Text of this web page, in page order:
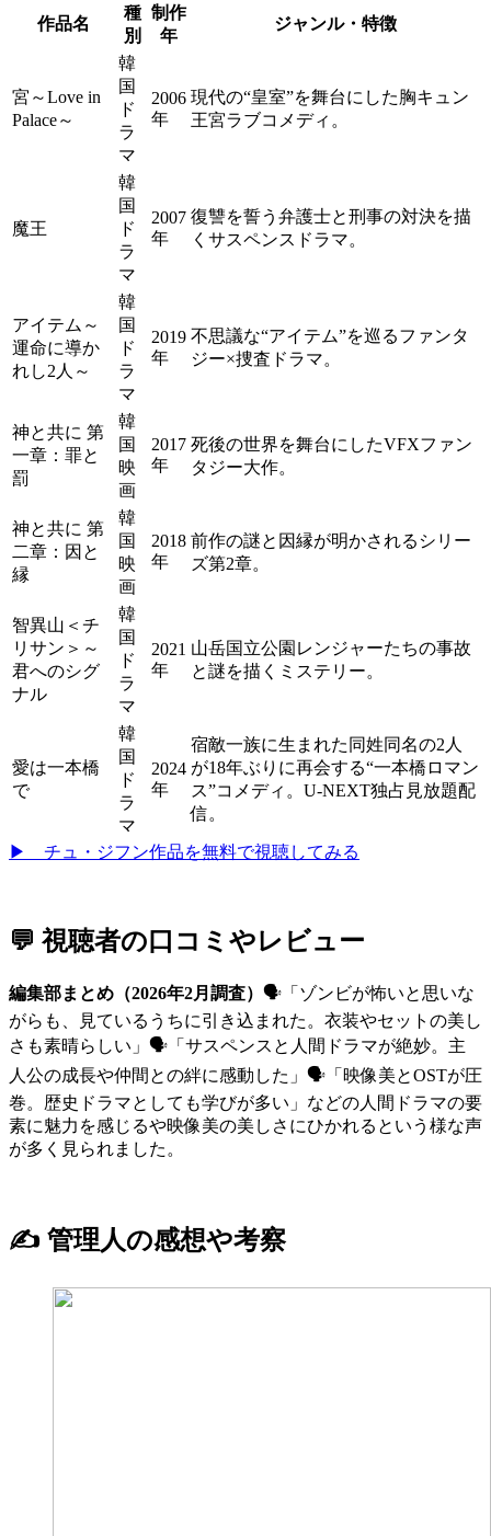
作品名
種
別
制作
年
ジャンル・特徴
宮～Love in
Palace～
韓
国
ド
ラ
マ
2006
年
現代の“皇室”を舞台にした胸キュン
王宮ラブコメディ。
魔王
韓
国
ド
ラ
マ
2007
年
復讐を誓う弁護士と刑事の対決を描
くサスペンスドラマ。
アイテム～
運命に導か
れし2人～
韓
国
ド
ラ
マ
2019
年
不思議な“アイテム”を巡るファンタ
ジー×捜査ドラマ。
神と共に 第
一章：罪と
罰
韓
国
映
画
2017
年
死後の世界を舞台にしたVFXファン
タジー大作。
神と共に 第
二章：因と
縁
韓
国
映
画
2018
年
前作の謎と因縁が明かされるシリー
ズ第2章。
智異山＜チ
リサン＞～
君へのシグ
ナル
韓
国
ド
ラ
マ
2021
年
山岳国立公園レンジャーたちの事故
と謎を描くミステリー。
愛は一本橋
で
韓
国
ド
ラ
マ
2024
年
宿敵一族に生まれた同姓同名の2人
が18年ぶりに再会する“一本橋ロマン
ス”コメディ。U-NEXT独占見放題配
信。
▶ チュ・ジフン作品を無料で視聴してみる
💬 視聴者の口コミやレビュー
編集部まとめ（2026年2月調査） 🗣「ゾンビが怖いと思いな
がらも、見ているうちに引き込まれた。衣装やセットの美し
さも素晴らしい」🗣「サスペンスと人間ドラマが絶妙。主
人公の成長や仲間との絆に感動した」🗣「映像美とOSTが圧
巻。歴史ドラマとしても学びが多い」などの人間ドラマの要
素に魅力を感じるや映像美の美しさにひかれるという様な声
が多く見られました。
✍️ 管理人の感想や考察